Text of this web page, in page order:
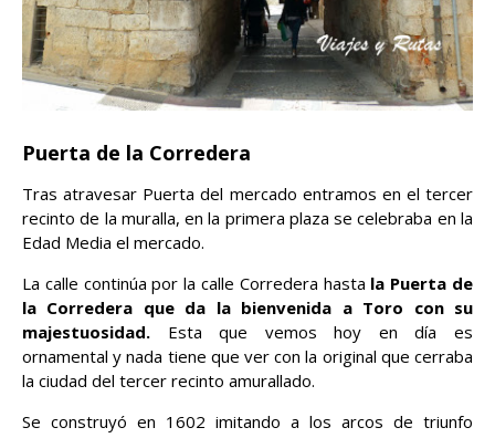
Puerta de la Corredera
Tras atravesar Puerta del mercado entramos en el tercer
recinto de la muralla, en la primera plaza se celebraba en la
Edad Media el mercado.
La calle continúa por la calle Corredera hasta la Puerta de
la Corredera que da la bienvenida a Toro con su
majestuosidad. Esta que vemos hoy en día es
ornamental y nada tiene que ver con la original que cerraba
la ciudad del tercer recinto amurallado.
Se construyó en 1602 imitando a los arcos de triunfo